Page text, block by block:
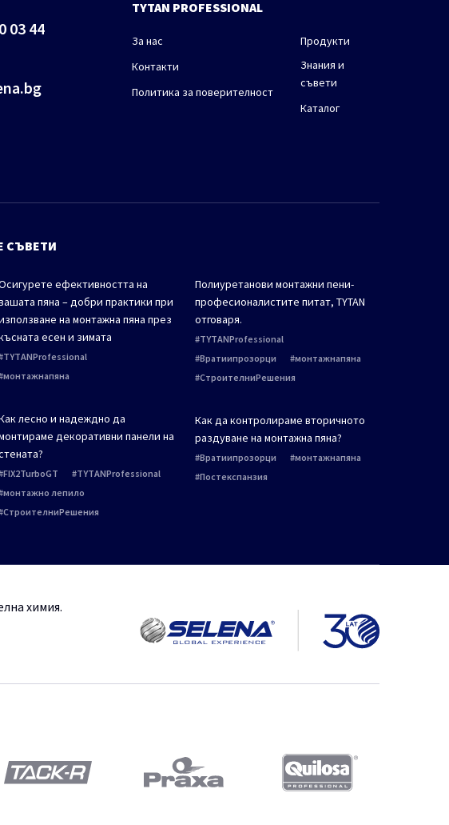
03 44
TYTAN PROFESSIONAL
За нас
Контакти
Политика за поверителност
Продукти
Знания и
съвети
Каталог
СЪВЕТИ
ефективността на
пяна – добри практики при
на монтажна пяна през
есен и зимата
TYTANProfessional
монтажнапяна
лесно и надеждно да
декоративни панели на
FIX2TurboGT
TYTANProfessional
монтажно лепило
СтроителниРешения
Полиуретанови монтажни пени-
професионалистите питат, TYTAN
отговаря.
TYTANProfessional
Вратиипрозорци
монтажнапяна
СтроителниРешения
Как да контролираме вторичното
раздуване на монтажна пяна?
Вратиипрозорци
монтажнапяна
Постекспанзия
химия.